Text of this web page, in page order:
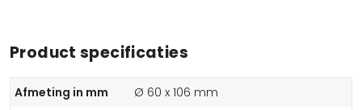
Product specificaties
Afmeting in mm
Ø 60 x 106 mm